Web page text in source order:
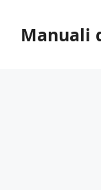
contenuto
Manuali